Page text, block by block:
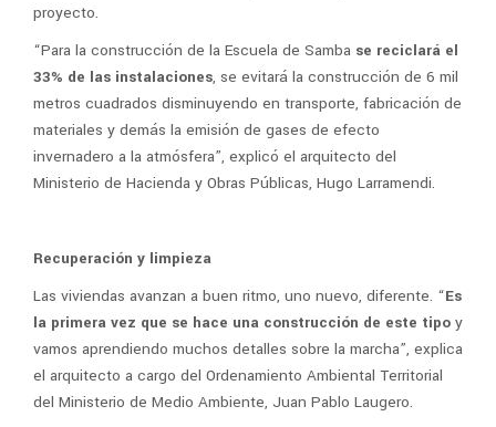
proyecto.
“Para la construcción de la Escuela de Samba se reciclará el
33% de las instalaciones, se evitará la construcción de 6 mil
metros cuadrados disminuyendo en transporte, fabricación de
materiales y demás la emisión de gases de efecto
invernadero a la atmósfera”, explicó el arquitecto del
Ministerio de Hacienda y Obras Públicas, Hugo Larramendi.
Recuperación y limpieza
Las viviendas avanzan a buen ritmo, uno nuevo, diferente. “Es
la primera vez que se hace una construcción de este tipo y
vamos aprendiendo muchos detalles sobre la marcha”, explica
el arquitecto a cargo del Ordenamiento Ambiental Territorial
del Ministerio de Medio Ambiente, Juan Pablo Laugero.